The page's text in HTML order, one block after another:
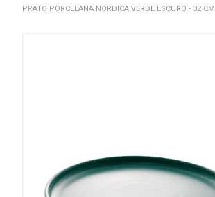
PRATO PORCELANA NORDICA VERDE ESCURO - 32 CM